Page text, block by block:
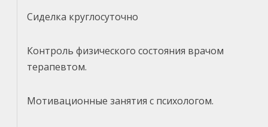
Сиделка круглосуточно
Контроль физического состояния врачом
терапевтом.
Мотивационные занятия с психологом.